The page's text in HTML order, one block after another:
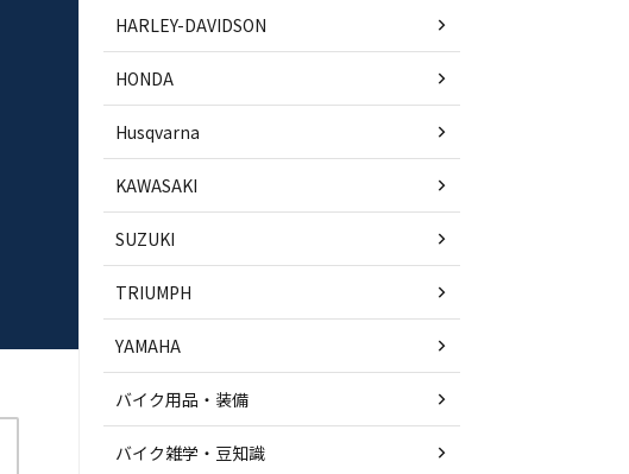
HARLEY-DAVIDSON
HONDA
Husqvarna
KAWASAKI
SUZUKI
TRIUMPH
YAMAHA
バイク用品・装備
バイク雑学・豆知識